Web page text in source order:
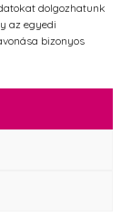
dolgozhatunk
az egyedi
bizonyos